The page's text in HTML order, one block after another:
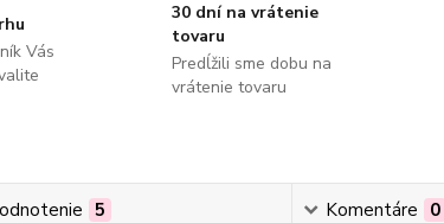
Vás
30 dní na vrátenie
tovaru
Predĺžili sme dobu na
vrátenie tovaru
5 Komentáre 0